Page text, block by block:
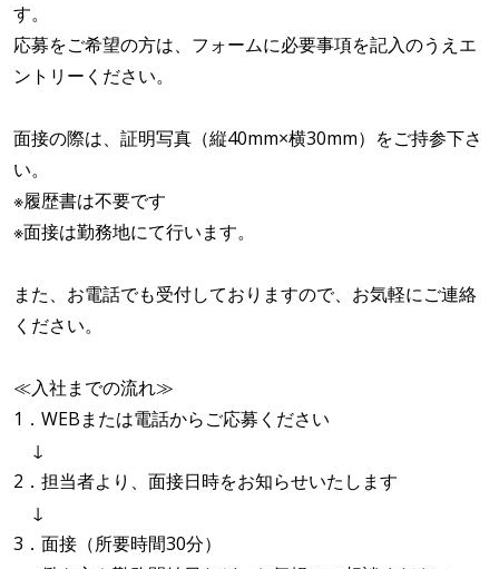
す。
応募をご希望の方は、フォームに必要事項を記入のうえエ
ントリーください。
面接の際は、証明写真（縦40mm×横30mm）をご持参下さ
い。
※履歴書は不要です
※面接は勤務地にて行います。
また、お電話でも受付しておりますので、お気軽にご連絡
ください。
≪入社までの流れ≫
1．WEBまたは電話からご応募ください
↓
2．担当者より、面接日時をお知らせいたします
↓
3．面接（所要時間30分）